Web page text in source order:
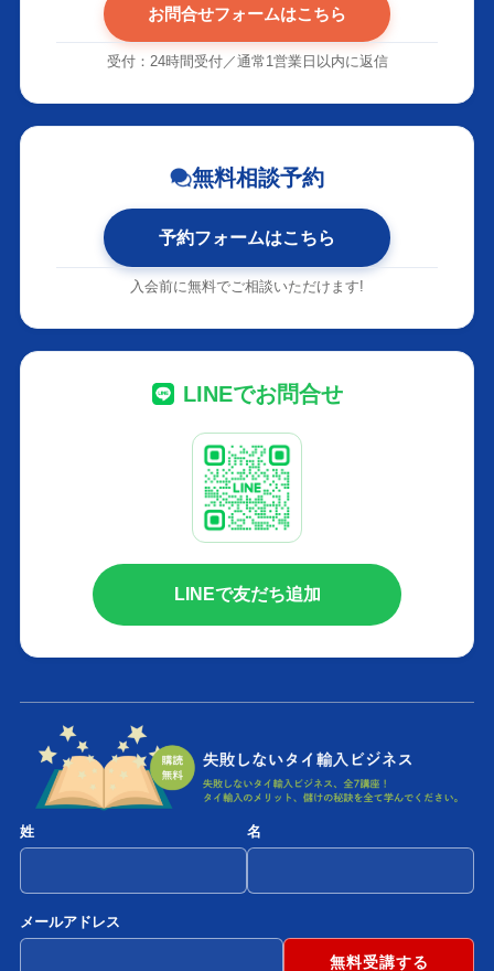
お問合せフォームはこちら
受付：24時間受付／通常1営業日以内に返信
無料相談予約
予約フォームはこちら
入会前に無料でご相談いただけます!
LINEでお問合せ
LINEで友だち追加
姓 名
メールアドレス